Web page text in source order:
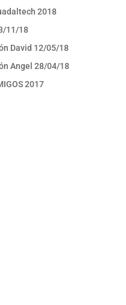
2018
11/18
David 12/05/18
Angel 28/04/18
2017